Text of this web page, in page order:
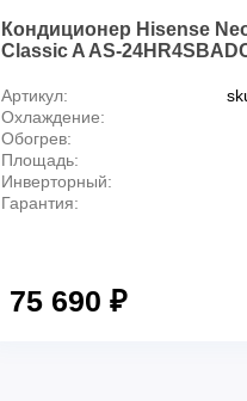
70
Кондиционер Hisense
Classic A AS-
Артикул:
Охлаждение:
Обогрев:
Площадь:
Инверторный:
Гарантия:
75 690 ₽